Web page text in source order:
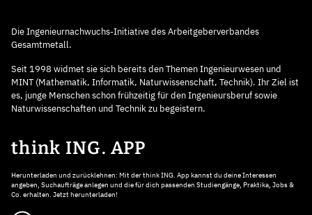
Die Ingenieurnachwuchs-Initiative des Arbeitgeberverbandes
Gesamtmetall.
Seit 1998 widmet sie sich bereits den Themen Ingenieurwesen und
MINT (Mathematik, Informatik, Naturwissenschaft, Technik). Ihr Ziel ist
es, junge Menschen schon frühzeitig für den Ingenieursberuf sowie
Naturwissenschaften und Technik zu begeistern.
think ING. APP
Herunterladen und zurücklehnen: Mit der think ING. App kannst du deine Interessen
angeben, Suchaufträge anlegen und die für dich passenden Studiengänge, Praktika, Jobs &
Co. erhalten. Jetzt herunterladen!